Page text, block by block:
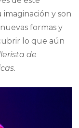
y son
formas y
lo que aún
de